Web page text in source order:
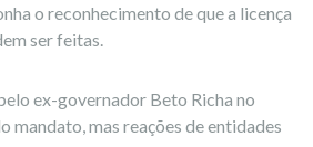
o reconhecimento de que a licença
ser feitas.
ex-governador Beto Richa no
mandato, mas reações de entidades